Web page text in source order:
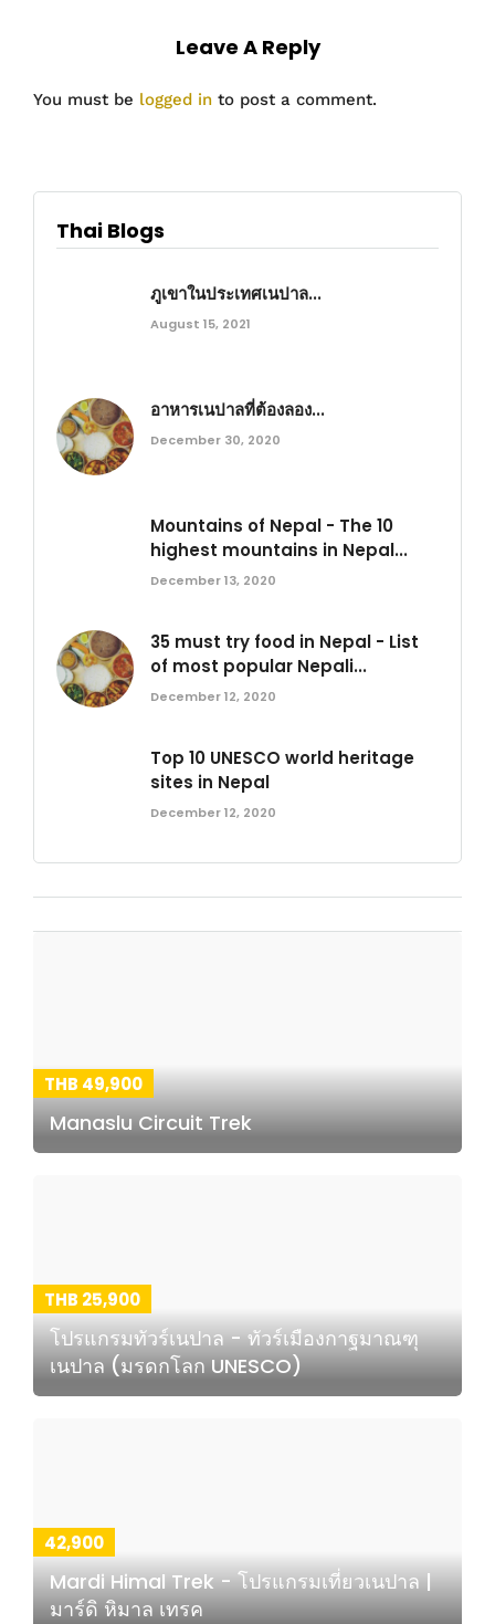
Leave A Reply
You must be logged in to post a comment.
Thai Blogs
ภูเขาในประเทศเนปาล...
August 15, 2021
อาหารเนปาลที่ต้องลอง...
December 30, 2020
Mountains of Nepal - The 10
highest mountains in Nepal...
December 13, 2020
35 must try food in Nepal - List
of most popular Nepali...
December 12, 2020
Top 10 UNESCO world heritage
sites in Nepal
December 12, 2020
THB 49,900
Manaslu Circuit Trek
THB 25,900
โปรแกรมทัวร์เนปาล - ทัวร์เมืองกาฐมาณฑุ
เนปาล (มรดกโลก UNESCO)
42,900
Mardi Himal Trek - โปรแกรมเที่ยวเนปาล |
มาร์ดิ หิมาล เทรค